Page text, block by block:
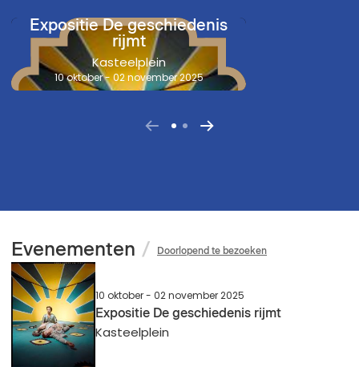
Expositie De geschiedenis
rijmt
Kasteelplein
10 oktober-02 november 2025
Vorige
Volgende
Evenementen / Doorlopend te bezoeken
10 oktober- 02 november 2025
Expositie De geschiedenis rijmt
Kasteelplein